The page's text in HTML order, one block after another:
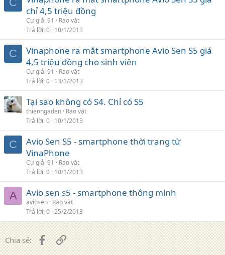
chỉ 4,5 triệu đồng
Cự giải 91
Rao vặt
Trả lời 0 10/1/2013
C
Vinaphone ra mắt smartphone Avio Sen S5 giá
4,5 triệu đồng cho sinh viên
Cự giải 91
Rao vặt
Trả lời 0 13/1/2013
Tại sao không có S4. Chỉ có S5
thienngaden Rao vặt
Trả lời 0 10/1/2013
C
Avio Sen S5 - smartphone thời trang từ
VinaPhone
Cự giải 91
Rao vặt
Trả lời 0 10/1/2013
A Avio sen s5 - smartphone thông minh
aviosen Rao vặt
Trả lời 0 25/2/2013
Chia sẻ: FacebookLiên kết